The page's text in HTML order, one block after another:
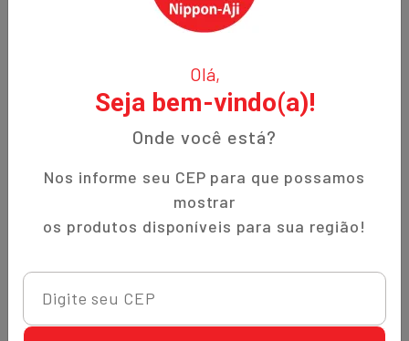
Olá,
Seja bem-vindo(a)!
Onde você está?
Nos informe seu CEP para que possamos
mostrar
os produtos disponíveis para sua região!
autenticidade e a tradição em cada produto!
Termos de Uso
Política de Privacidade
Trocas e Devoluções
Nippon-Aji App
Ajuda e Suporte